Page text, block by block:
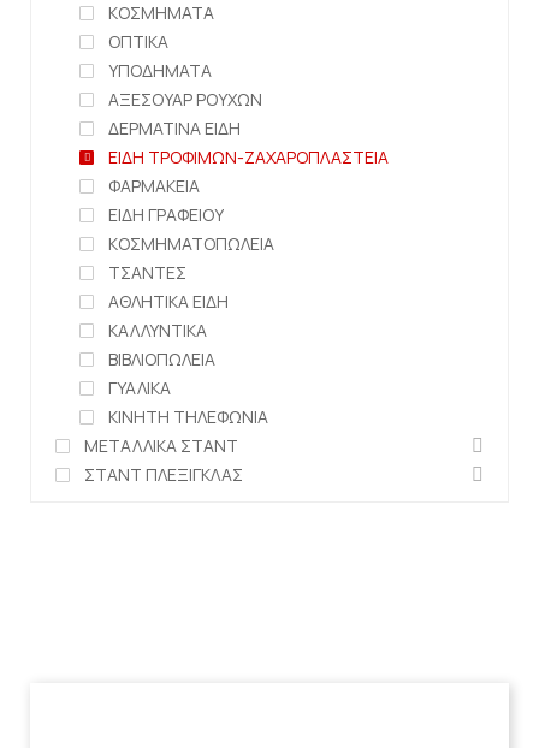
ΚΟΣΜΗΜΑΤΑ
ΟΠΤΙΚΑ
ΥΠΟΔΗΜΑΤΑ
ΑΞΕΣΟΥΑΡ ΡΟΥΧΩΝ
ΔΕΡΜΑΤΙΝΑ ΕΙΔΗ
ΕΙΔΗ ΤΡΟΦΙΜΩΝ-ΖΑΧΑΡΟΠΛΑΣΤΕΙΑ
ΦΑΡΜΑΚΕΙΑ
ΕΙΔΗ ΓΡΑΦΕΙΟΥ
ΚΟΣΜΗΜΑΤΟΠΩΛΕΙΑ
ΤΣΑΝΤΕΣ
ΑΘΛΗΤΙΚΑ ΕΙΔΗ
ΚΑΛΛΥΝΤΙΚΑ
ΒΙΒΛΙΟΠΩΛΕΙΑ
ΓΥΑΛΙΚΑ
ΚΙΝΗΤΗ ΤΗΛΕΦΩΝΙΑ
ΜΕΤΑΛΛΙΚΑ ΣΤΑΝΤ
ΣΤΑΝΤ ΠΛΕΞΙΓΚΛΑΣ